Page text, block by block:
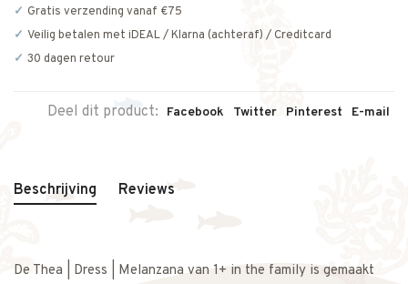
Gratis verzending vanaf €75
Veilig betalen met iDEAL / Klarna (achteraf) / Creditcard
30 dagen retour
Deel dit product: Facebook Twitter Pinterest E-mail
Beschrijving Reviews
De Thea | Dress | Melanzana van 1+ in the family is gemaakt